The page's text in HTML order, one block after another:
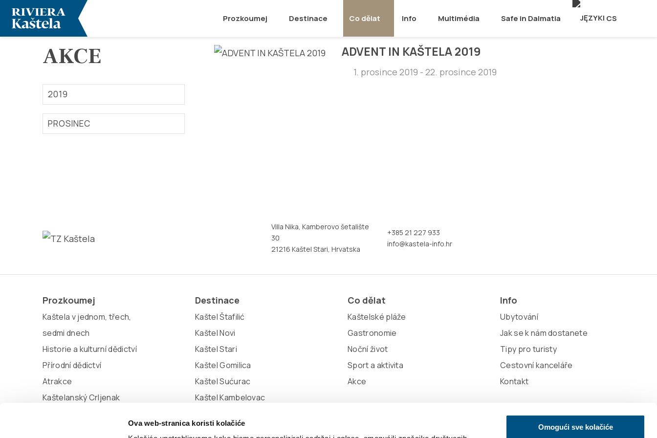
Ova web-stranica koristi kolačiće
Omogući sve kolačiće
Prozkoumej Destinace Co dělat Info Multimédia Safe in Dalmatia CS
AKCE
2019
PROSINEC
ADVENT IN KAŠTELA 2019
1. prosince 2019 - 22. prosince 2019
Villa Nika, Kamberovo šetalište
30
21216 Kaštel Stari, Hrvatska
+385 21 227 933
info@kastela-info.hr
Prozkoumej
Kaštela v jednom, třech,
sedmi dnech
Historie a kulturní dědictví
Přírodní dědictví
Atrakce
Kaštelanský Crljenak
Destinace
Kaštel Štafilić
Kaštel Novi
Kaštel Stari
Kaštel Gomilica
Kaštel Sućurac
Kaštel Kambelovac
Co dělat
Kaštelské pláže
Gastronomie
Noční život
Sport a aktivita
Akce
Info
Ubytování
Jak se k nám dostanete
Tipy pro turisty
Cestovní kanceláře
Kontakt